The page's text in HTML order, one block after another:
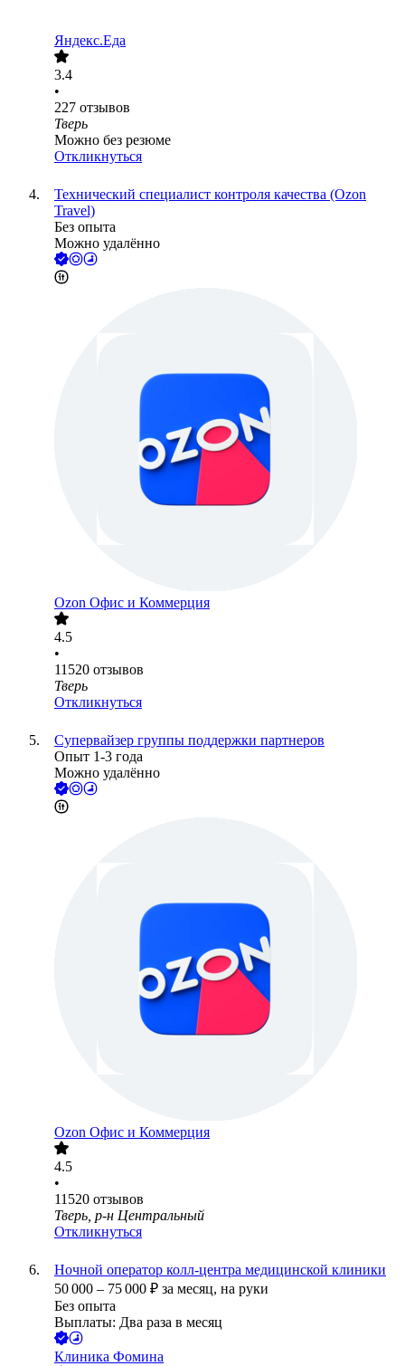
Яндекс.Еда
3.4
•
227 отзывов
Тверь
Можно без резюме
Откликнуться
Технический специалист контроля качества (Ozon
Travel)
Без опыта
Можно удалённо
Ozon Офис и Коммерция
4.5
•
11520 отзывов
Тверь
Откликнуться
Супервайзер группы поддержки партнеров
Опыт 1-3 года
Можно удалённо
Ozon Офис и Коммерция
4.5
•
11520 отзывов
Тверь, р-н Центральный
Откликнуться
Ночной оператор колл-центра медицинской клиники
50 000 – 75 000 ₽ за месяц, на руки
Без опыта
Выплаты: Два раза в месяц
Клиника Фомина